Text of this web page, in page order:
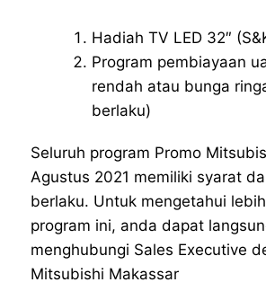
Hadiah TV LED 32″
Program pembiayaan
rendah atau bunga
berlaku)
Seluruh program Promo
Agustus 2021 memiliki syarat
berlaku. Untuk mengetahui
program ini, anda dapat
menghubungi Sales Executive
Mitsubishi Makassar